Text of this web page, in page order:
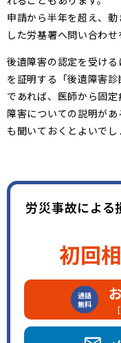
申請から半年を超え、
した労基署へ問い合わ
後遺障害の認定を受け
を証明する「後遺障害
であれば、医師から固
障害についての説明が
も聞いておくとよいでし
労災事故による
初回
通話
無料